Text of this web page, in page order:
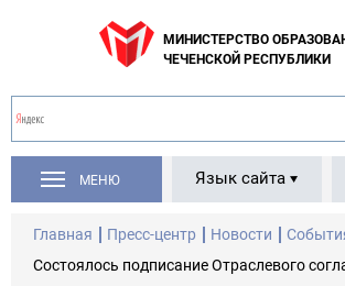
МИНИСТЕРСТВО
ЧЕЧЕНСКОЙ РЕСПУБЛИКИ
МЕНЮ Язык сайта
Главная Пресс-центр Новости
Состоялось подписание Отраслевого